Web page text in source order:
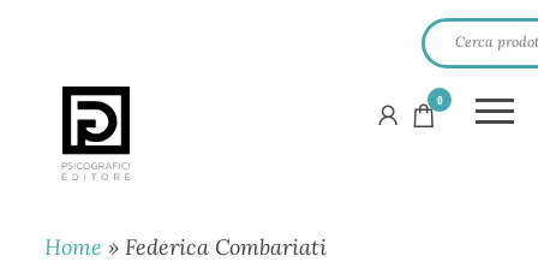
PSICOGRAFICI
EDITORE
0
Home »Federica Combariati